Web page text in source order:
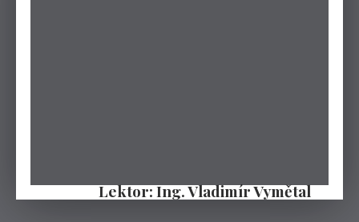
Lektor: Ing. Vladimír Vymětal